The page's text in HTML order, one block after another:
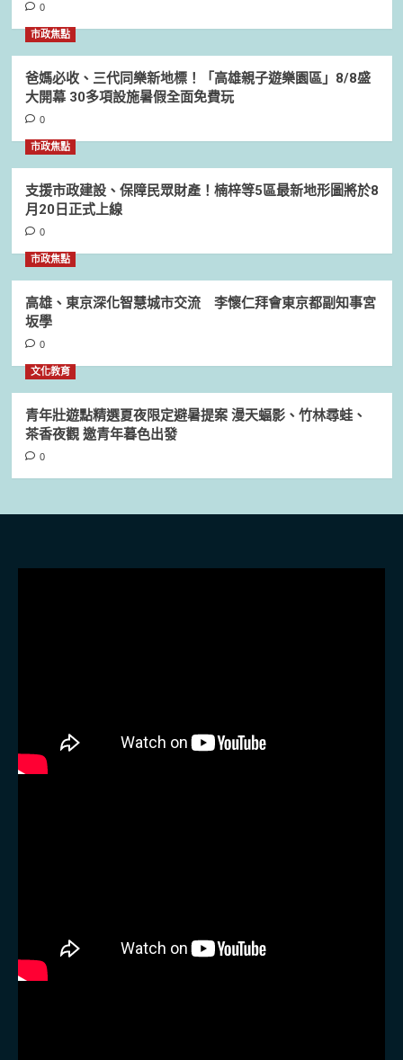
0
市政焦點
爸媽必收、三代同樂新地標！「高雄親子遊樂園區」8/8盛
大開幕 30多項設施暑假全面免費玩
0
市政焦點
支援市政建設、保障民眾財產！楠梓等5區最新地形圖將於8
月20日正式上線
0
市政焦點
高雄、東京深化智慧城市交流 李懷仁拜會東京都副知事宮
坂學
0
文化教育
青年壯遊點精選夏夜限定避暑提案 漫天蝠影、竹林尋蛙、
茶香夜觀 邀青年暮色出發
0